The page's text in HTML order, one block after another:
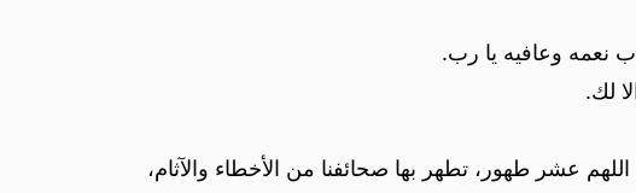
ب نعمه وعافيه يا رب.
لك.
عشر طهور، تطهر بها صحائفنا من الأخطاء والآثام،